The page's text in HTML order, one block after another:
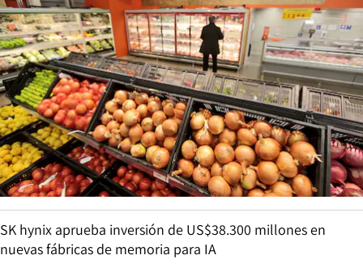
SK hynix aprueba inversión de US$38.300 millones en
nuevas fábricas de memoria para IA